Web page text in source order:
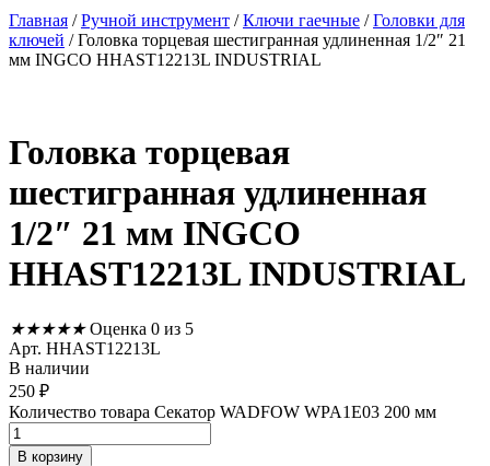
Главная /Ручной инструмент /Ключи гаечные /Головки для
ключей / Головка торцевая шестигранная удлиненная 1/2″ 21
мм INGCO HHAST12213L INDUSTRIAL
Головка торцевая
шестигранная удлиненная
1/2″ 21 мм INGCO
HHAST12213L INDUSTRIAL
★★★★★ Оценка 0 из 5
Арт. HHAST12213L
В наличии
250 ₽
Количество товара Секатор WADFOW WPA1E03 200 мм
В корзину